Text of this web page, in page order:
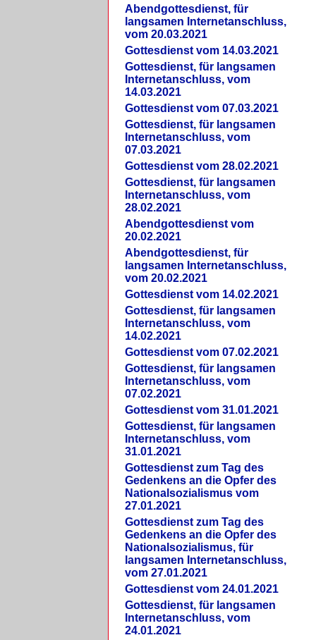
Abendgottesdienst, für
langsamen Internetanschluss,
vom 20.03.2021
Gottesdienst vom 14.03.2021
Gottesdienst, für langsamen
Internetanschluss, vom
14.03.2021
Gottesdienst vom 07.03.2021
Gottesdienst, für langsamen
Internetanschluss, vom
07.03.2021
Gottesdienst vom 28.02.2021
Gottesdienst, für langsamen
Internetanschluss, vom
28.02.2021
Abendgottesdienst vom
20.02.2021
Abendgottesdienst, für
langsamen Internetanschluss,
vom 20.02.2021
Gottesdienst vom 14.02.2021
Gottesdienst, für langsamen
Internetanschluss, vom
14.02.2021
Gottesdienst vom 07.02.2021
Gottesdienst, für langsamen
Internetanschluss, vom
07.02.2021
Gottesdienst vom 31.01.2021
Gottesdienst, für langsamen
Internetanschluss, vom
31.01.2021
Gottesdienst zum Tag des
Gedenkens an die Opfer des
Nationalsozialismus vom
27.01.2021
Gottesdienst zum Tag des
Gedenkens an die Opfer des
Nationalsozialismus, für
langsamen Internetanschluss,
vom 27.01.2021
Gottesdienst vom 24.01.2021
Gottesdienst, für langsamen
Internetanschluss, vom
24.01.2021